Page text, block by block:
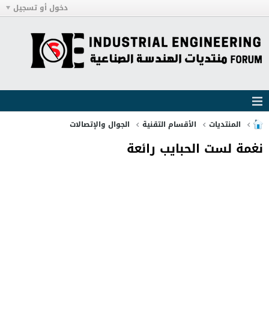
دخول أو تسجيل
المنتديات الأقسام التقنية الجوال والإتصالات
نغمة لست الحبايب رائعة